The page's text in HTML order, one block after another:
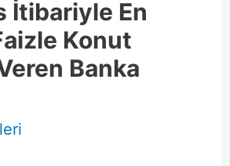
İtibariyle En
Konut
Banka